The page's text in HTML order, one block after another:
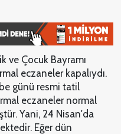
ve Çocuk Bayramı
eczaneler kapalıydı.
günü resmi tatil
eczaneler normal
Yani, 24 Nisan'da
Eğer dün